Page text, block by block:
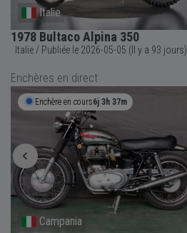
Italie
1978 Bultaco Alpina 350
Italie / Publiée le 2026-05-05 (Il y a 93 jours)
Enchères en direct
Enchère en cours6j 3h 37m
Campania